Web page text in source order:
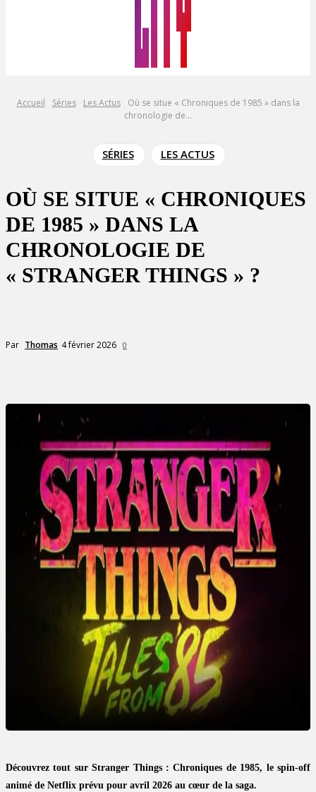
Accueil Séries Les Actus
Où se situe « Chroniques de 1985 » dans la
chronologie de...
SÉRIES LES ACTUS
OÙ SE SITUE « CHRONIQUES
DE 1985 » DANS LA
CHRONOLOGIE DE
« STRANGER THINGS » ?
Par Thomas 4 février 2026 0
Découvrez tout sur Stranger Things : Chroniques de 1985, le spin-off
animé de Netflix prévu pour avril 2026 au cœur de la saga.